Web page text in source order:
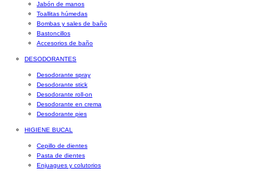
Jabón de manos
Toallitas húmedas
Bombas y sales de baño
Bastoncillos
Accesorios de baño
DESODORANTES
Desodorante spray
Desodorante stick
Desodorante roll-on
Desodorante en crema
Desodorante pies
HIGIENE BUCAL
Cepillo de dientes
Pasta de dientes
Enjuagues y colutorios